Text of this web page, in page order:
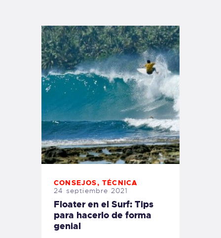
PEDIDOS
CONSEJOS,TÉCNICA
24 septiembre 2021
Floater en el Surf: Tips
para hacerlo de forma
genial